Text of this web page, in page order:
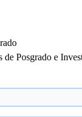
de Posgrado e